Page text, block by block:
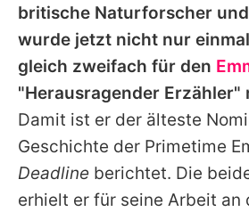
Jobs
App
Team
Redaktionelle
Impressum
britische Naturforscher
wurde jetzt nicht nur
gleich zweifach für den
"Herausragender Erzähler"
Damit ist er der älteste
Geschichte der Primetime
Deadline berichtet. Die
erhielt er für seine Arbeit an